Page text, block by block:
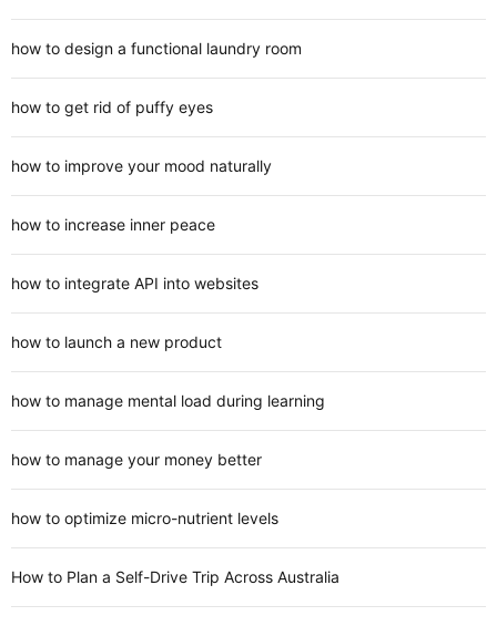
how to design a functional laundry room
how to get rid of puffy eyes
how to improve your mood naturally
how to increase inner peace
how to integrate API into websites
how to launch a new product
how to manage mental load during learning
how to manage your money better
how to optimize micro-nutrient levels
How to Plan a Self-Drive Trip Across Australia